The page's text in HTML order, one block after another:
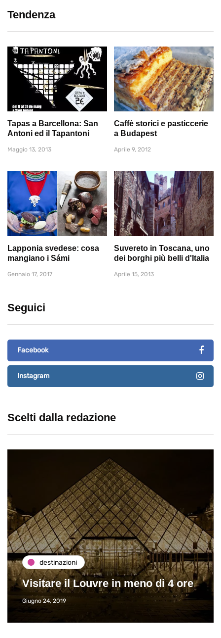
Tendenza
Tapas a Barcellona: San
Antoni ed il Tapantoni
Maggio 13, 2013
Caffè storici e pasticcerie
a Budapest
Aprile 9, 2012
Lapponia svedese: cosa
mangiano i Sámi
Gennaio 17, 2017
Suvereto in Toscana, uno
dei borghi più belli d'Italia
Aprile 15, 2013
Seguici
Facebook
Instagram
Scelti dalla redazione
destinazioni
Visitare il Louvre in meno di 4 ore
Giugno 24, 2019